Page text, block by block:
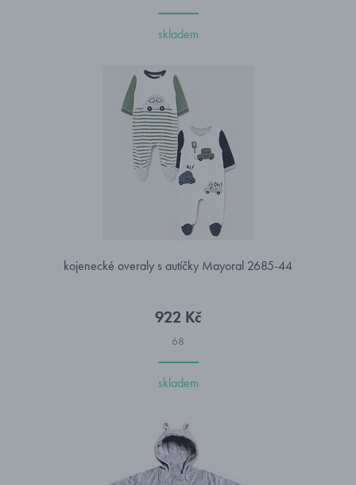
skladem
kojenecké overaly s autíčky Mayoral 2685-44
922 Kč
68
skladem